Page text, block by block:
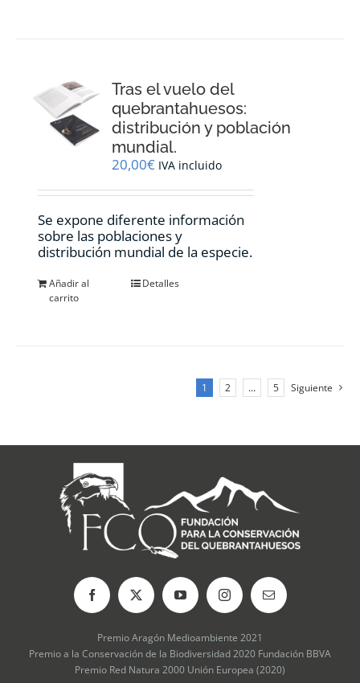
Tras el vuelo del
quebrantahuesos:
distribución y población
mundial.
20,00€ IVA incluido
Se expone diferente información
sobre las poblaciones y
distribución mundial de la especie.
Añadir al
carrito
Detalles
1 2 … 5 Siguiente
Premio Aragón Medioambiente 2021
Premio a la Conservación de la Biodiversidad 2020 Fundación BBVA
Premio Red Natura 2000 Unión Europea (2020)